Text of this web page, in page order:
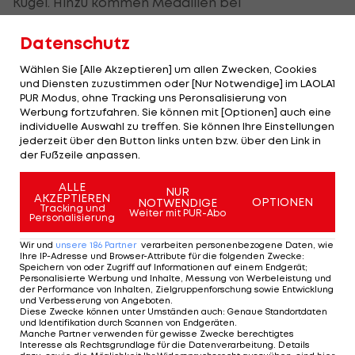
sowie der Sieg im Nationencup der Frauen.
Assinger betont: "Auch wenn ich meine Tätigkeit
als Cheftrainer beende, möchte ich dem Skisport
weiterhin meine Erfahrung zur Verfügung stellen.
Erste Gespräche über eine mögliche künftige Rolle
innerhalb des Verbandes haben bereits
stattgefunden."
Mitter bedauert Entscheidung, Pfeifer
verlängert
Christian Mitter, Sportlicher LeiterSki Alpinim
ÖSV, bedauert die Entscheidung, wenngleich diese
"selbstverständlich" respektiert werde.
Datenschutz
Wählen Sie [Alle Akzeptieren] um allen Zwecken, Cookies
und Diensten zuzustimmen oder [Nur Notwendige] im LAOLA1
PUR Modus, ohne Tracking uns Peronsalisierung von
Werbung fortzufahren. Sie können mit [Optionen] auch eine
individuelle Auswahl zu treffen. Sie können Ihre Einstellungen
jederzeit über den Button links unten bzw. über den Link in
der Fußzeile anpassen.
ALLE
AKZEPTIEREN
Tracking und
Personalisierung
NUR
NOTWENDIGE
Weiter mit PUR-Abo
OPTIONEN
Wir und unsere 186 Partner verarbeiten personenbezogene Daten, wie
Ihre IP-Adresse und Browser-Attribute für die folgenden Zwecke:
Speichern von oder Zugriff auf Informationen auf einem Endgerät;
Personalisierte Werbung und Inhalte, Messung von Werbeleistung und
der Performance von Inhalten, Zielgruppenforschung sowie Entwicklung
und Verbesserung von Angeboten.
Diese Zwecke können unter Umständen auch: Genaue Standortdaten
und Identifikation durch Scannen von Endgeräten.
Manche Partner verwenden für gewisse Zwecke berechtigtes
Interesse als Rechtsgrundlage für die Datenverarbeitung. Details